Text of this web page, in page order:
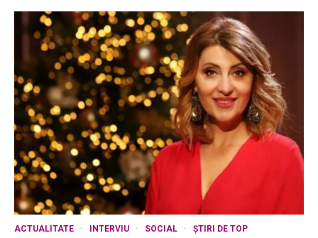
ACTUALITATE INTERVIU SOCIAL ȘTIRI DE TOP